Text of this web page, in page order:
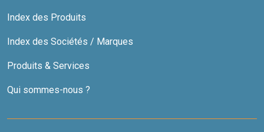
Index des Produits
Index des Sociétés / Marques
Produits & Services
Qui sommes-nous ?